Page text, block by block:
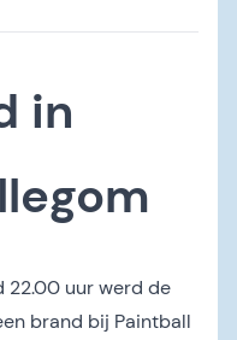
in
22.00 uur werd de
brand bij Paintball